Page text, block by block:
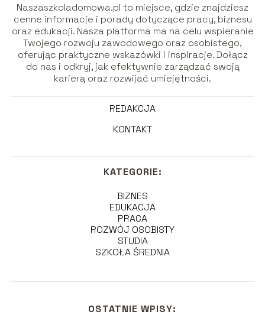
Naszaszkoladomowa.pl to miejsce, gdzie znajdziesz
cenne informacje i porady dotyczące pracy, biznesu
oraz edukacji. Nasza platforma ma na celu wspieranie
Twojego rozwoju zawodowego oraz osobistego,
oferując praktyczne wskazówki i inspiracje. Dołącz
do nas i odkryj, jak efektywnie zarządzać swoją
karierą oraz rozwijać umiejętności.
REDAKCJA
KONTAKT
KATEGORIE:
BIZNES
EDUKACJA
PRACA
ROZWÓJ OSOBISTY
STUDIA
SZKOŁA ŚREDNIA
OSTATNIE WPISY: